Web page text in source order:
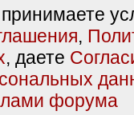
,
, даете
форума